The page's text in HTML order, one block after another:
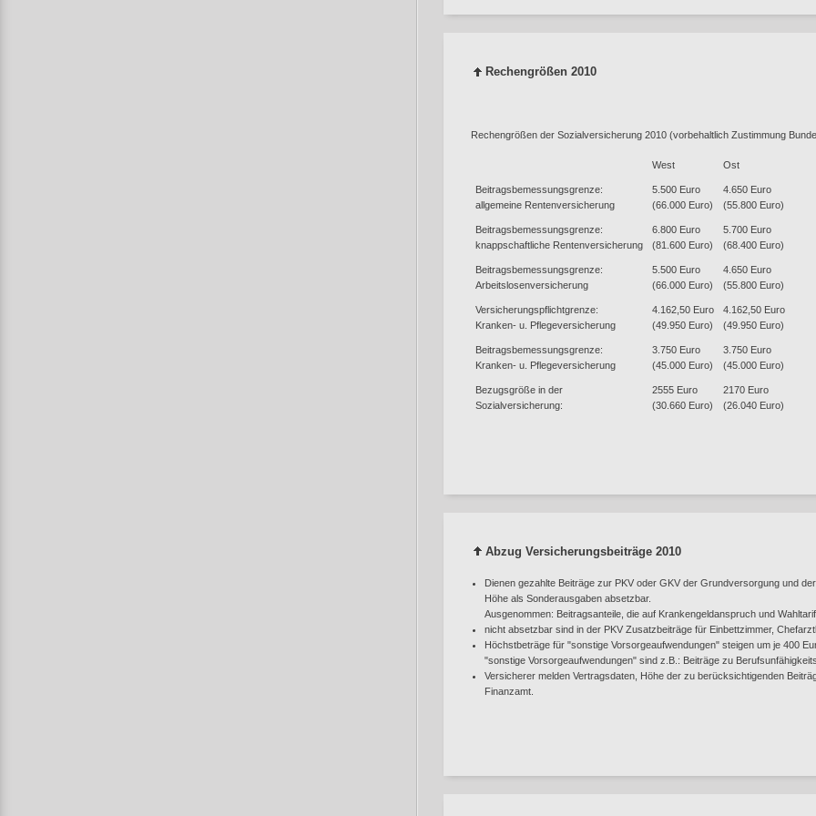
Rechengrößen 2010
Rechengrößen der Sozialversicherung 2010 (vorbehaltlich Zustimmung
West Ost
Beitragsbemessungsgrenze:
allgemeine Rentenversicherung
5.500 Euro
(66.000 Euro)
4.650 Euro
(55.800 Euro)
Beitragsbemessungsgrenze:
knappschaftliche Rentenversicherung
6.800 Euro
(81.600 Euro)
5.700 Euro
(68.400 Euro)
Beitragsbemessungsgrenze:
Arbeitslosenversicherung
5.500 Euro
(66.000 Euro)
4.650 Euro
(55.800 Euro)
Versicherungspflichtgrenze:
Kranken- u. Pflegeversicherung
4.162,50 Euro
(49.950 Euro)
4.162,50 Euro
(49.950 Euro)
Beitragsbemessungsgrenze:
Kranken- u. Pflegeversicherung
3.750 Euro
(45.000 Euro)
3.750 Euro
(45.000 Euro)
Bezugsgröße in der
Sozialversicherung:
2555 Euro
(30.660 Euro)
2170 Euro
(26.040 Euro)
Abzug Versicherungsbeiträge 2010
Dienen gezahlte Beiträge zur PKV oder GKV der Grundversorgung und
Höhe als Sonderausgaben absetzbar.
Ausgenommen: Beitragsanteile, die auf Krankengeldanspruch und
nicht absetzbar sind in der PKV Zusatzbeiträge für Einbettzimmer,
Höchstbeträge für "sonstige Vorsorgeaufwendungen" steigen um je 400
"sonstige Vorsorgeaufwendungen" sind z.B.: Beiträge zu
Versicherer melden Vertragsdaten, Höhe der zu berücksichtigenden
Finanzamt.